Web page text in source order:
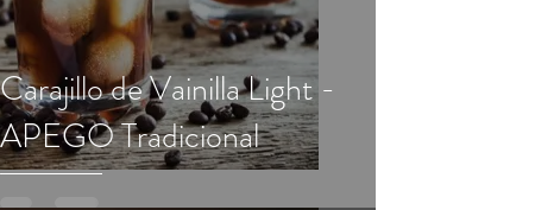
Carajillo de Vainilla Light -
APEGO Tradicional